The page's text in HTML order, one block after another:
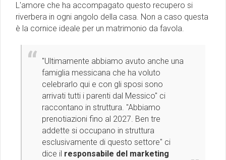
L'amore che ha accompagato questo recupero si
riverbera in ogni angolo della casa. Non a caso questa
è la cornice ideale per un matrimonio da favola.
''Ultimamente abbiamo avuto anche una
famiglia messicana che ha voluto
celebrarlo qui e con gli sposi sono
arrivati tutti i parenti dal Messico'' ci
raccontano in struttura. ''Abbiamo
prenotiazioni fino al 2027. Ben tre
addette si occupano in struttura
esclusivamente di questo settore'' ci
dice il responsabile del marketing